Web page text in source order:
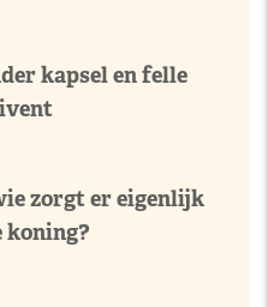
kapsel en felle
zorgt er eigenlijk
koning?